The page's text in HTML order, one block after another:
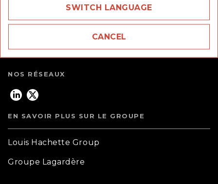
SWITCH LANGUAGE
CANCEL
92170 Vanves
question_answer Questions fréquentes
NOS RÉSEAUX
EN SAVOIR PLUS SUR LE GROUPE
Louis Hachette Group
Groupe Lagardère